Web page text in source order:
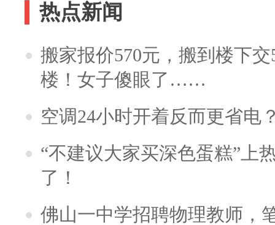
热点新闻
搬家报价570元，搬到楼下
楼！女子傻眼了……
空调24小时开着反而更省电
“不建议大家买深色蛋糕”上
了！
佛山一中学招聘物理教师，